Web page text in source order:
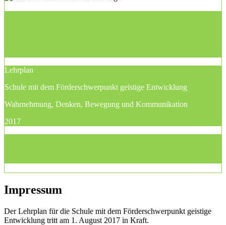
Lehrplan
Schule mit dem Förderschwerpunkt geistige Entwicklung
Wahrnehmung, Denken, Bewegung und Kommunikation
2017
Impressum
Der Lehrplan für die Schule mit dem Förderschwerpunkt geistige
Entwicklung tritt am 1. August 2017 in Kraft.